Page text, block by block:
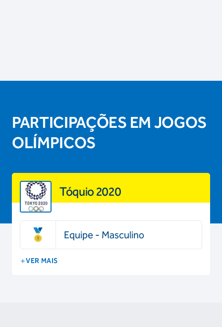
PARTICIPAÇÕES EM JOGOS
OLÍMPICOS
Tóquio 2020
Equipe - Masculino
VER MAIS